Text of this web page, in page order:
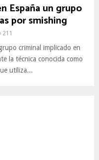
España un grupo
por smishing
211
criminal implicado en
la técnica conocida como
utiliza...